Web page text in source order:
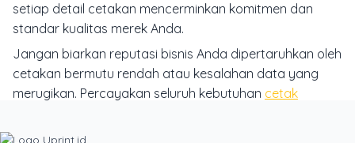
setiap detail cetakan mencerminkan komitmen dan
standar kualitas merek Anda.
Jangan biarkan reputasi bisnis Anda dipertaruhkan oleh
cetakan bermutu rendah atau kesalahan data yang
merugikan. Percayakan seluruh kebutuhan cetak
Uprint.id. Dengan dukungan mesin cetak berteknologi